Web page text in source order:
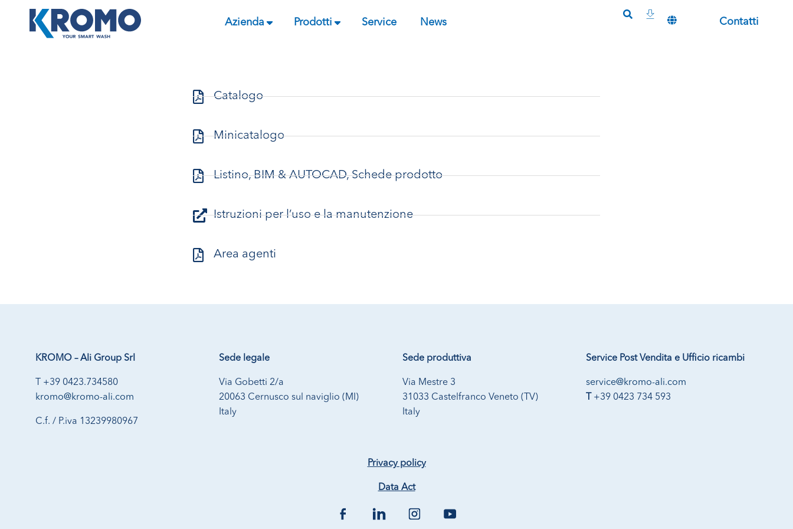
Azienda Prodotti Service News Contatti
Catalogo
Minicatalogo
Listino, BIM & AUTOCAD, Schede prodotto
Istruzioni per l’uso e la manutenzione
Area agenti
KROMO – Ali Group Srl
T +39 0423.734580
kromo@kromo-ali.com
C.f. / P.iva 13239980967
Sede legale
Via Gobetti 2/a
20063 Cernusco sul naviglio (MI)
Italy
Sede produttiva
Via Mestre 3
31033 Castelfranco Veneto (TV)
Italy
Service Post Vendita e Ufficio ricambi
service@kromo-ali.com
T +39 0423 734 593
Privacy policy
Data Act